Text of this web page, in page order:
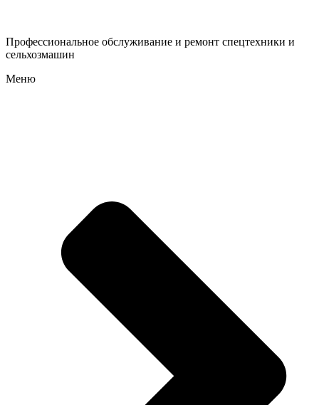
Профессиональное обслуживание и ремонт спецтехники и
сельхозмашин
Меню